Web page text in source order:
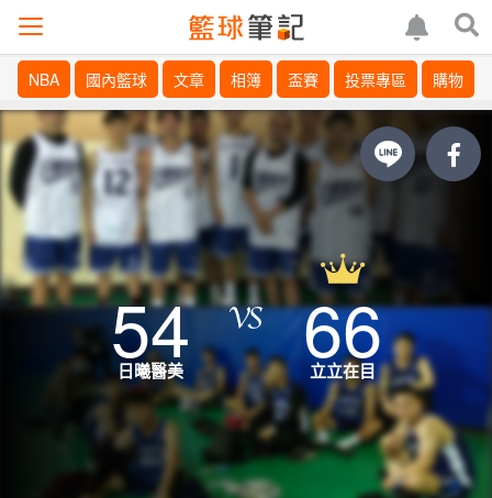
NBA 國內籃球 文章 相簿 盃賽 投票專區 購物
54
日曦醫美 66
立立在目